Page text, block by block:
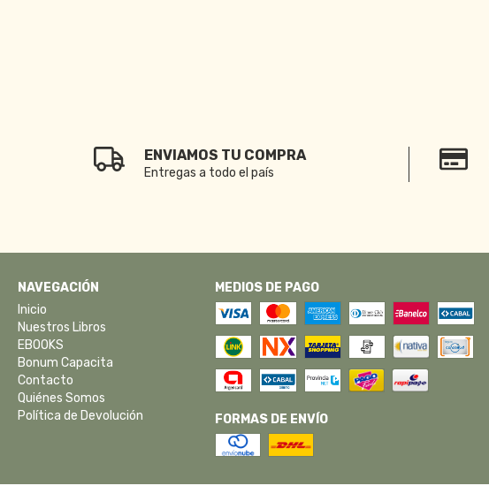
ENVIAMOS TU COMPRA
Entregas a todo el país
NAVEGACIÓN
Inicio
Nuestros Libros
EBOOKS
Bonum Capacita
Contacto
Quiénes Somos
Política de Devolución
MEDIOS DE PAGO
FORMAS DE ENVÍO